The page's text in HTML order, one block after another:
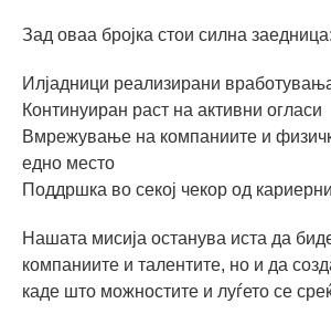
Зад оваа бројка стои силна заедница:
Илјадници реализирани
Континуиран раст на активни огласи
Вмрежување на компаниите и
едно место
Поддршка во секој чекор од
Нашата мисија останува иста да
компаниите и талентите, но и да
каде што можностите и луѓето се